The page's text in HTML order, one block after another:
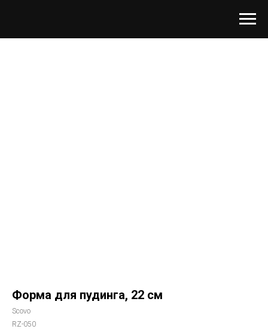
Форма для пудинга, 22 см
Scovo
RZ-050